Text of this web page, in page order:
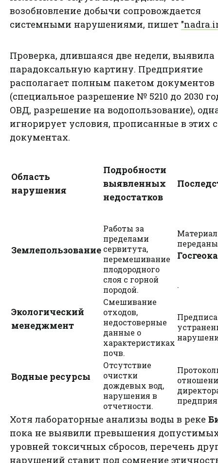
возобновление добычи сопровождается
системными нарушениями, пишет
Проверка, длившаяся две недели, выявила
парадоксальную картину. Предприятие
располагает полным пакетом документов
(специальное разрешение № 5210 до 2030
ОВД, разрешение на водопользование),
игнорирует условия, прописанные в этих
документах.
Область
нарушения
Подробности
выявленных
недостатков
Землепользование
Работы за
пределами
сервитута,
перемешивание
плодородного
слоя с горной
породой.
.
Экологический
менеджмент
Смешивание
отходов,
недостоверные
данные о
характеристиках
почв.
Водные ресурсы
Отсутствие
очистки
дождевых вод,
нарушения в
отчетности.
Хотя лабораторные анализы воды в реке
пока не выявили превышения
уровней токсичных сбросов, перечень
нарушений ставит под сомнение